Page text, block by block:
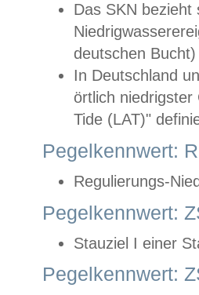
Das SKN
deutschen
In Deutschland
örtlich
Tide (LAT)"
Pegelkennwert:
Regulierungs-
Pegelkennwert:
Stauziel I einer
Pegelkennwert: